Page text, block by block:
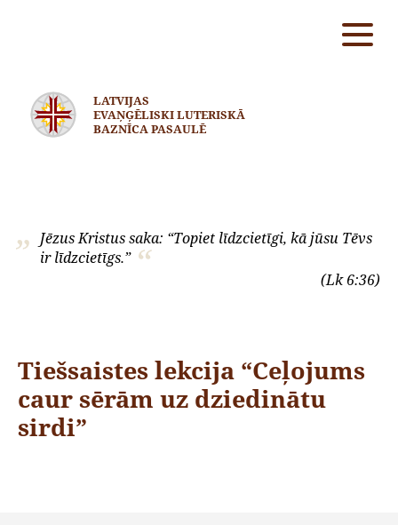
LATVIJAS
EVAŅĢĒLISKI LUTERISKĀ
BAZNĪCA PASAULĒ
Jēzus Kristus saka: “Topiet līdzcietīgi, kā jūsu Tēvs
ir līdzcietīgs.”
(Lk 6:36)
Tiešsaistes lekcija “Ceļojums
caur sērām uz dziedinātu
sirdi”